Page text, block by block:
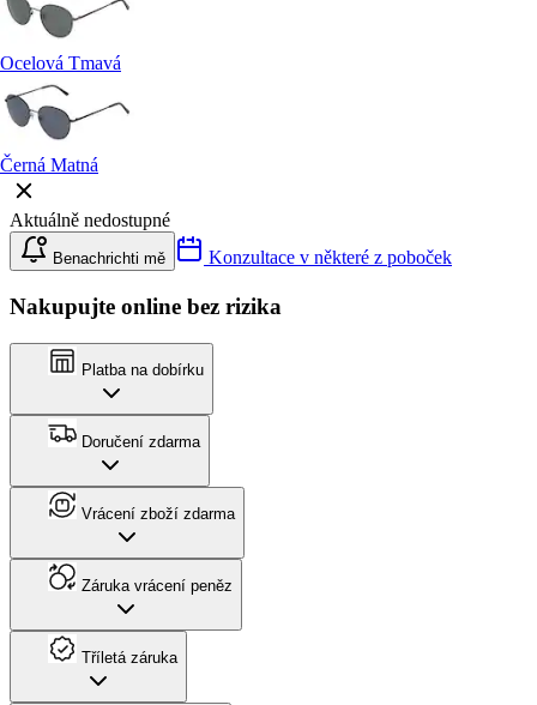
Ocelová Tmavá
Černá Matná
Aktuálně nedostupné
Benachrichti mě Konzultace v některé z poboček
Nakupujte online bez rizika
Platba na dobírku
Doručení zdarma
Vrácení zboží zdarma
Záruka vrácení peněz
Tříletá záruka